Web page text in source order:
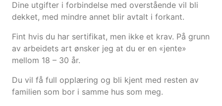
Dine utgifter i forbindelse med overstående vil bli
dekket, med mindre annet blir avtalt i forkant.
Fint hvis du har sertifikat, men ikke et krav. På grunn
av arbeidets art ønsker jeg at du er en «jente»
mellom 18 – 30 år.
Du vil få full opplæring og bli kjent med resten av
familien som bor i samme hus som meg.